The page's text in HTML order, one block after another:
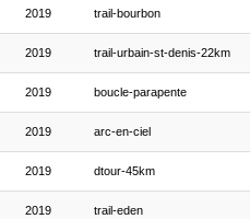
2019 trail-bourbon
2019 trail-urbain-st-denis-22km
2019 boucle-parapente
2019 arc-en-ciel
2019 dtour-45km
2019 trail-eden